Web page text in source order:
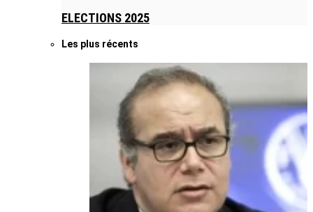
ELECTIONS 2025
Les plus récents